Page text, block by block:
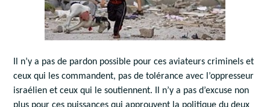
Il n’y a pas de pardon possible pour ces aviateurs criminels et
ceux qui les commandent, pas de tolérance avec l’oppresseur
israélien et ceux qui le soutiennent. Il n’y a pas d’excuse non
plus pour ces puissances qui approuvent la politique du deux